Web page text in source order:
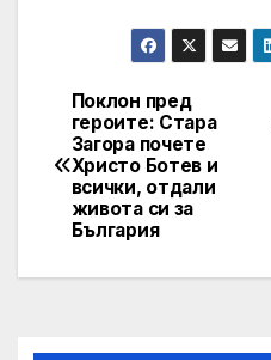
Post
navigation
Поклон пред
героите: Стара
Загора почете
Христо Ботев и
всички, отдали
живота си за
България